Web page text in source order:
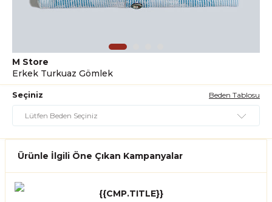
M Store
Erkek Turkuaz Gömlek
Seçiniz Beden Tablosu
Ürünle İlgili Öne Çıkan Kampanyalar
{{CMP.TITLE}}